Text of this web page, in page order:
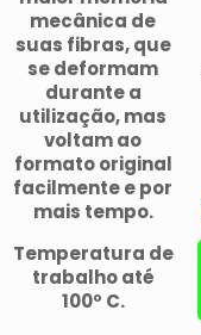
mecânica de
suas fibras, que
se deformam
durante a
utilização, mas
voltam ao
formato original
facilmente e por
mais tempo.
Temperatura de
trabalho até
100º C.